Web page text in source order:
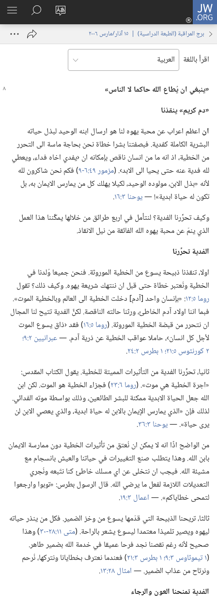
JW.ORG
تغيير
الموقع
تسجيل
الدخول
نافذة
البحث
في
JW.‎ORG
برج المراقبة (‏الطبعة الدراسية)‏ | ‏‎١٥‏ ‏‎آذار/مارس‏ ‎٢٠٠٦
اقرأ باللغة
‏«ينبغي ان يُطاع الله حاكما لاالناس»‏
‏«دم كريم» ينقذنا
ان اعظم اعراب عن محبة يهوه لنا هو ارسال ابنه الوحيد لبذل حياته
البشرية الكاملة كفدية.‏ فبصفتنا بشرا خطاة نحن بحاجة ماسة الى التحرر
من الخطية،‏ اذ انه ما من انسان ناقص بإمكانه ان ‹يفدي اخاه فداء،‏ ويعطي
لله فدية عنه حتى يحيا الى الابد›.‏ (‏مزمور ٤٩:‏٦-‏٩
‏)‏ فكم نحن شاكرون لله
لأنه «بذل الابن،‏ مولوده الوحيد،‏ لكيلا يهلك كل من يمارس الايمان به،‏ بل
تكون له حياة ابدية»!‏ —‏يوحنا ٣:‏١٦
‏.‏
وكيف تحرِّرنا الفدية؟‏ لنتأمل في اربع طرائق من خلالها يمكِّننا هذا العمل
الذي ينمّ عن محبة يهوه الله الفائقة من نيل الانقاذ.‏
الفدية تحرِّرنا
اولا،‏ تنقذنا ذبيحة يسوع من الخطية الموروثة.‏ فنحن جميعا وُلدنا في
الخطية ونُعتبر خطاة حتى قبل ان ننتهك شريعة يهوه.‏ وكيف ذلك؟‏ تقول
روما ٥:‏١٢
‏:‏ «بإنسان واحد [آدم] دخلت الخطية الى العالم وبالخطية الموت».‏
فبما اننا اولاد آدم الخاطئ،‏ ورثنا حالته الناقصة.‏ لكنَّ الفدية تتيح لنا المجال
ان نتحرر من قبضة الخطية الموروثة.‏ (‏روما ٥:‏١٦
‏)‏ فقد ‹ذاق يسوع الموت
لأجل كل انسان›،‏ حاملا عواقب الخطية عن ذرية آدم.‏ —‏عبرانيين ٢:‏٩؛‏
٢ كورنثوس ٥:‏٢١؛‏
‏.‏
ثانيا،‏ تحرِّرنا الفدية من التأثيرات المميتة للخطية.‏ يقول الكتاب المقدس:‏
«اجرة الخطية هي موت».‏ (‏روما ٦:‏٢٣
‏)‏ فجزاء الخطية هو الموت.‏ لكن ابن
الله جعل الحياة الابدية ممكنة للبشر الطائعين،‏ وذلك بواسطة موته الفدائي.‏
لذلك فإن «الذي يمارس الإيمان بالابن له حياة ابدية،‏ والذي يعصي الابن لن
يرى حياة».‏ —‏يوحنا ٣:‏٣٦
‏.‏
من الواضح اذًا انه لا يمكن ان نُعتق من تأثيرات الخطية دون ممارسة الايمان
بابن الله.‏ وهذا يتطلب صنع التغييرات في حياتنا والعيش بانسجام مع
مشيئة الله.‏ فيجب ان نتخلى عن اي مسلك خاطئ كنا نتّبعه ونُجري
التعديلات اللازمة لفعل ما يرضي الله.‏ قال الرسول بطرس:‏ «توبوا وارجعوا
لتمحى خطاياكم».‏ —‏اعمال ٣:‏١٩
‏.‏
ثالثا،‏ تريحنا الذبيحة التي قدّمها يسوع من وخز الضمير.‏ فكل من ينذر حياته
ليهوه ويصير تلميذا معتمدا ليسوع يشعر بالراحة.‏ (‏متى ١١:‏٢٨-‏٣٠
‏)‏ وهذا
صحيح لأنه رغم نقصنا نجد فرحا عميقا في خدمة الله بضمير طاهر.‏
(‏١ تيموثاوس ٣:‏٩؛‏
‏)‏ فعندما نعترف بخطايانا ونتركها،‏ نُرحم
ونرتاح من عذاب الضمير.‏ —‏امثال ٢٨:‏١٣
‏.‏
الفدية تمنحنا العون والرجاء